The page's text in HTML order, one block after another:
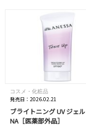
コスメ・化粧品
発売日：2026.02.21
ブライトニング UV ジェル
NA［医薬部外品］